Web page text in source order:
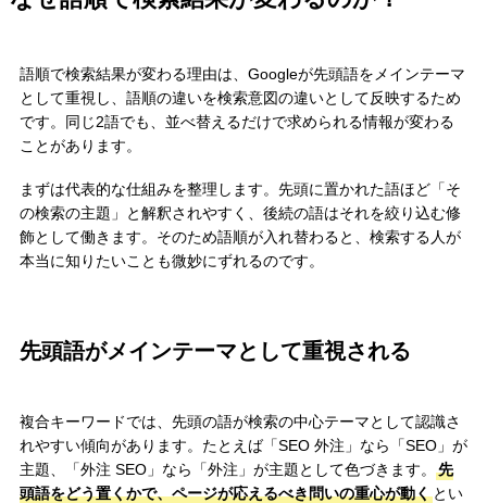
語順で検索結果が変わる理由は、Googleが先頭語をメインテーマ
として重視し、語順の違いを検索意図の違いとして反映するため
です。同じ2語でも、並べ替えるだけで求められる情報が変わる
ことがあります。
まずは代表的な仕組みを整理します。先頭に置かれた語ほど「そ
の検索の主題」と解釈されやすく、後続の語はそれを絞り込む修
飾として働きます。そのため語順が入れ替わると、検索する人が
本当に知りたいことも微妙にずれるのです。
先頭語がメインテーマとして重視される
複合キーワードでは、先頭の語が検索の中心テーマとして認識さ
れやすい傾向があります。たとえば「SEO 外注」なら「SEO」が
主題、「外注 SEO」なら「外注」が主題として色づきます。
先
頭語をどう置くかで、ページが応えるべき問いの重心が動くとい